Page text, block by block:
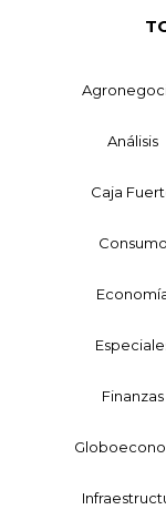
Análisis
Caja
Consumo
Finanzas